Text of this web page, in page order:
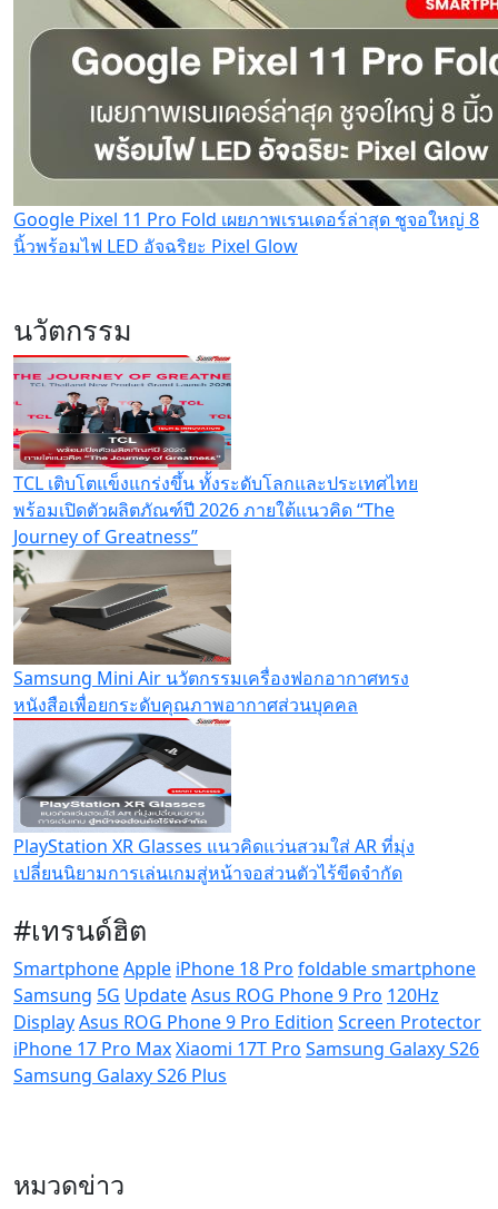
Google Pixel 11 Pro Fold เผยภาพเรนเดอร์ล่าสุด ชูจอใหญ่ 8
นิ้วพร้อมไฟ LED อัจฉริยะ Pixel Glow
นวัตกรรม
TCL เติบโตแข็งแกร่งขึ้น ทั้งระดับโลกและประเทศไทย
พร้อมเปิดตัวผลิตภัณฑ์ปี 2026 ภายใต้แนวคิด “The
Journey of Greatness”
Samsung Mini Air นวัตกรรมเครื่องฟอกอากาศทรง
หนังสือเพื่อยกระดับคุณภาพอากาศส่วนบุคคล
PlayStation XR Glasses แนวคิดแว่นสวมใส่ AR ที่มุ่ง
เปลี่ยนนิยามการเล่นเกมสู่หน้าจอส่วนตัวไร้ขีดจำกัด
#เทรนด์ฮิต
SmartphoneApple iPhone 18 Pro foldable smartphone
Samsung 5G UpdateAsus ROG Phone 9 Pro 120Hz
DisplayAsus ROG Phone 9 Pro Edition Screen Protector
iPhone 17 Pro MaxXiaomi 17T Pro Samsung Galaxy S26
Samsung Galaxy S26 Plus
หมวดข่าว